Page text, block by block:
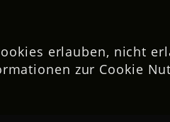
erlauben, nicht
zur Cookie